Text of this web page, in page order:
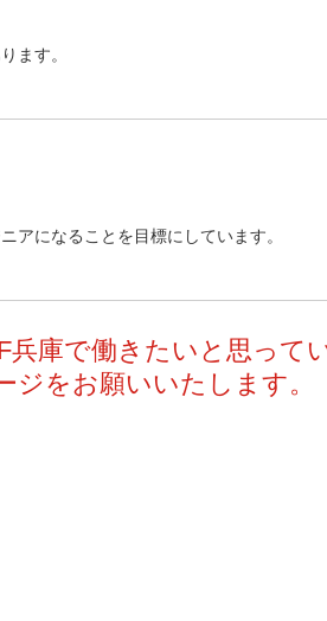
ます。
アになることを目標にしています。
兵庫で働きたいと思って
ジをお願いいたします。